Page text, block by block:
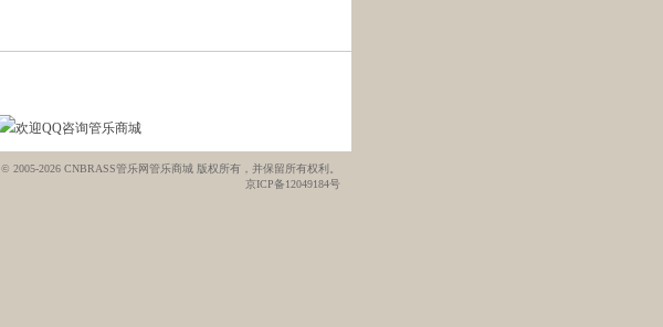
© 2005-2026 CNBRASS管乐网管乐商城 版权所有，并保留所有权利。
京ICP备12049184号